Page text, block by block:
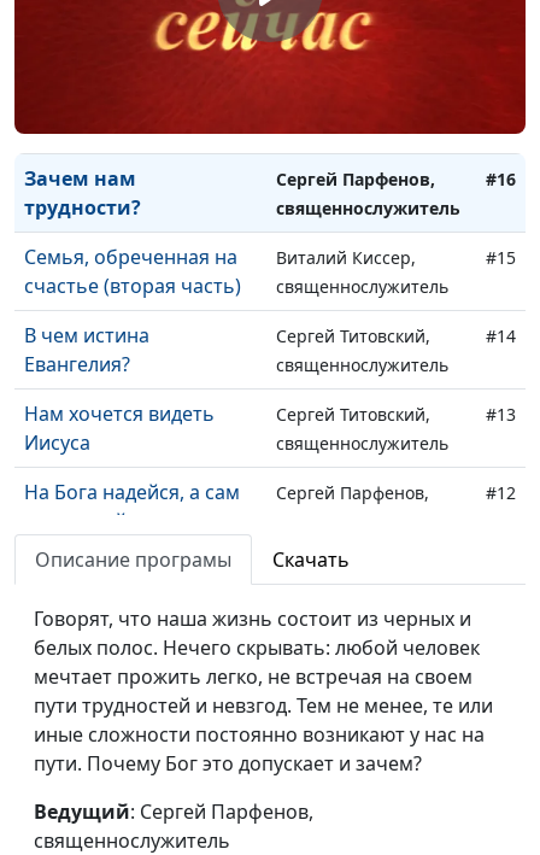
Взыщите Господа во
Сергей Пацукевич,
священнослужитель
века
священнослужитель
Зачем нам
трудности?
Сергей Парфенов,
священнослужитель
#16
Семья, обреченная на
счастье (вторая часть)
Виталий Киссер,
священнослужитель
#15
В чем истина
Евангелия?
Сергей Титовский,
священнослужитель
#14
Нам хочется видеть
Иисуса
Сергей Титовский,
священнослужитель
#13
На Бога надейся, а сам
не плошай
Сергей Парфенов,
#12
Не искушай Господа
Сергей Парфенов,
Семья, обреченная на
счастье (первая часть)
Виталий Киссер,
священнослужитель
Четыре фотографии
Бога
Виталий Киссер,
священнослужитель
Цена следования за
Иисусом
Александр Синицын,
Описание програмы Скачать
Говорят, что наша жизнь состоит из черных и
белых полос. Нечего скрывать: любой человек
мечтает прожить легко, не встречая на своем
пути трудностей и невзгод. Тем не менее, те или
иные сложности постоянно возникают у нас на
пути. Почему Бог это допускает и зачем?
Ведущий: Сергей Парфенов,
священнослужитель